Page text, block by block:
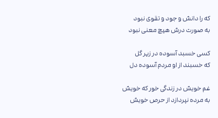
که را دانش و جود و تقوی نبود
به صورت درش هیچ معنی نبود
کسی خسبد آسوده در زیر گل
که خسبند از او مردم آسوده دل
غم خویش در زندگی خور که خویش
به مرده نپردازد از حرص خویش